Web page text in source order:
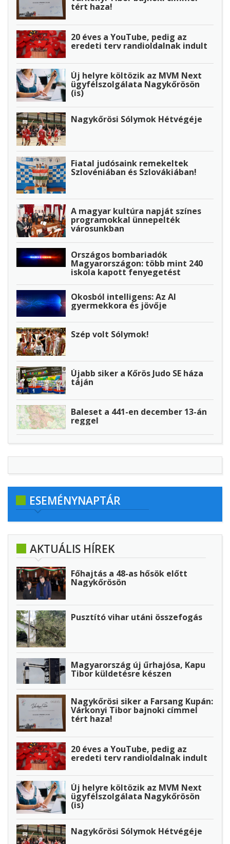
tért haza!
20 éves a YouTube, pedig az
eredeti terv randioldalnak indult
Új helyre költözik az MVM Next
ügyfélszolgálata Nagykőrösön
(is)
Nagykőrösi Sólymok Hétvégéje
Fiatal judósaink remekeltek
Szlovéniában és Szlovákiában!
A magyar kultúra napját színes
programokkal ünnepelték
városunkban
Országos bombariadók
Magyarországon: több mint 240
iskola kapott fenyegetést
Okosból intelligens: Az AI
gyermekkora és jövője
Szép volt Sólymok!
Újabb siker a Kőrös Judo SE háza
táján
Baleset a 441-en december 13-án
reggel
ESEMÉNYNAPTÁR
AKTUÁLIS HÍREK
Főhajtás a 48-as hősök előtt
Nagykőrösön
Pusztító vihar utáni összefogás
Magyarország új űrhajósa, Kapu
Tibor küldetésre készen
Nagykőrösi siker a Farsang Kupán:
Várkonyi Tibor bajnoki címmel
tért haza!
20 éves a YouTube, pedig az
eredeti terv randioldalnak indult
Új helyre költözik az MVM Next
ügyfélszolgálata Nagykőrösön
(is)
Nagykőrösi Sólymok Hétvégéje